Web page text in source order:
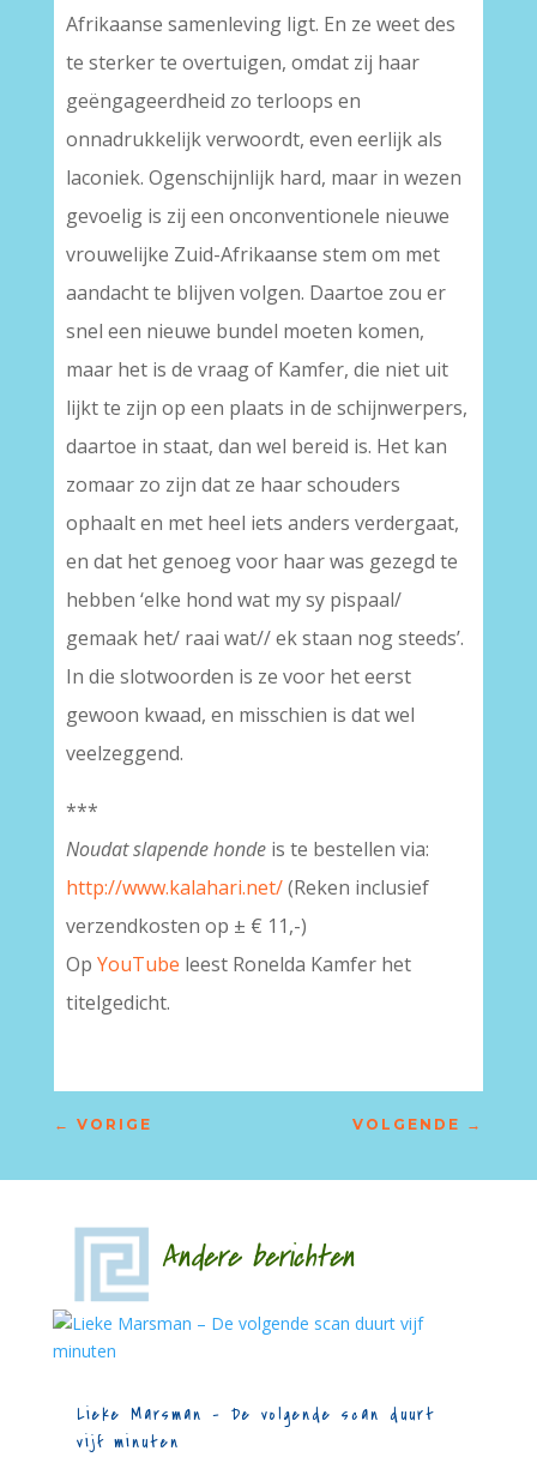
Afrikaanse samenleving ligt. En ze weet des
te sterker te overtuigen, omdat zij haar
geëngageerdheid zo terloops en
onnadrukkelijk verwoordt, even eerlijk als
laconiek. Ogenschijnlijk hard, maar in wezen
gevoelig is zij een onconventionele nieuwe
vrouwelijke Zuid-Afrikaanse stem om met
aandacht te blijven volgen. Daartoe zou er
snel een nieuwe bundel moeten komen,
maar het is de vraag of Kamfer, die niet uit
lijkt te zijn op een plaats in de schijnwerpers,
daartoe in staat, dan wel bereid is. Het kan
zomaar zo zijn dat ze haar schouders
ophaalt en met heel iets anders verdergaat,
en dat het genoeg voor haar was gezegd te
hebben ‘elke hond wat my sy pispaal/
gemaak het/ raai wat// ek staan nog steeds’.
In die slotwoorden is ze voor het eerst
gewoon kwaad, en misschien is dat wel
veelzeggend.
***
Noudat slapende hondeis te bestellen via:
http://www.kalahari.net/(Reken inclusief
verzendkosten op ± € 11,-)
Op YouTube leest Ronelda Kamfer het
titelgedicht.
← VORIGE VOLGENDE →
Andere berichten
Lieke Marsman – De volgende scan duurt
vijf minuten